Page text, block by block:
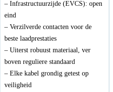
– Infrastructuurzijde (EVCS): open
eind
– Verzilverde contacten voor de
beste laadprestaties
– Uiterst robuust materiaal, ver
boven reguliere standaard
– Elke kabel grondig getest op
veiligheid